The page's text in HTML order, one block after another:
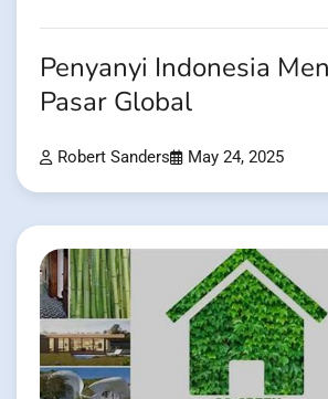
Penyanyi Indonesia
Pasar Global
Robert Sanders May 24, 2025